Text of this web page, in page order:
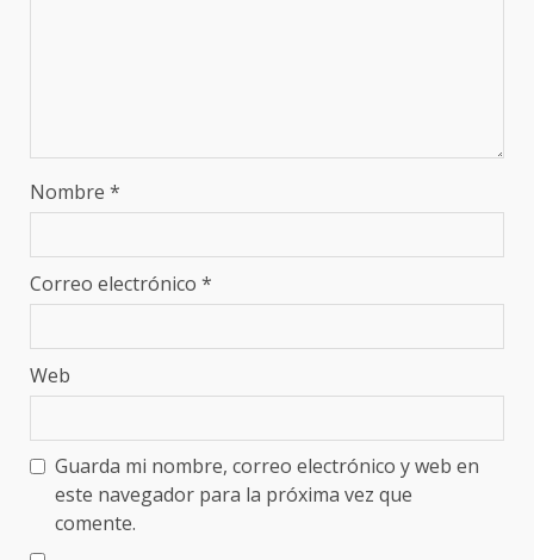
Nombre *
Correo electrónico *
Web
Guarda mi nombre, correo electrónico y web en
este navegador para la próxima vez que
comente.